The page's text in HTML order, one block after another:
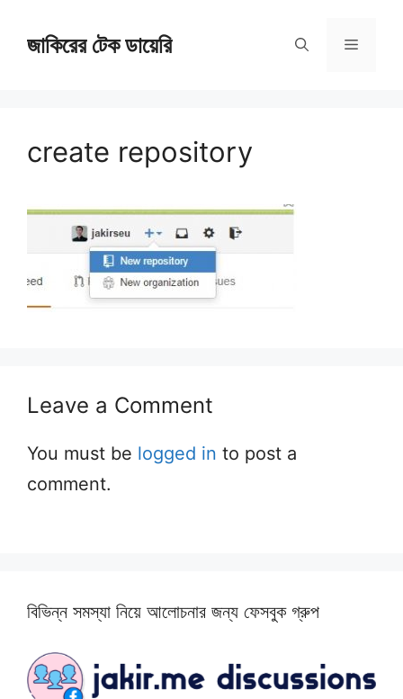
জাকিরের টেক ডায়েরি Menu
create repository
Leave a Comment
You must be logged in to post a
comment.
বিভিন্ন সমস্যা নিয়ে আলোচনার জন্য ফেসবুক গ্রুপ